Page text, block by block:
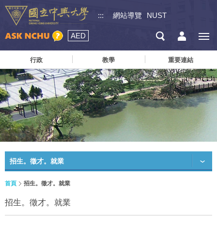
::: 網站導覽 NUST
AED
行政 教學 重要連結
招生。徵才。就業
首頁 招生。徵才。就業
招生。徵才。就業